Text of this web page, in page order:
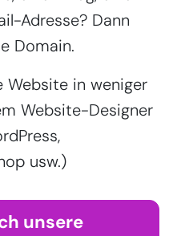
Adresse? Dann
Domain.
Website in weniger
Website-Designer
usw.)
unsere